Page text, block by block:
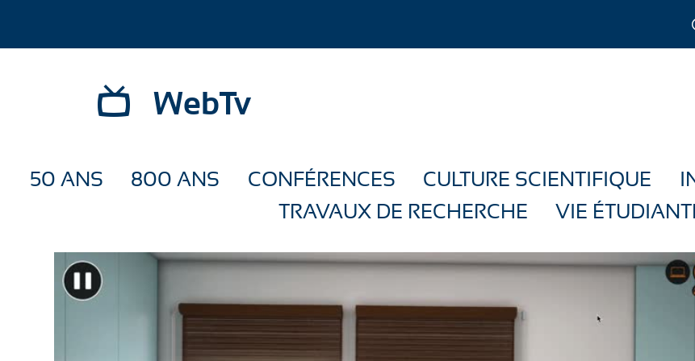
WebTv
50 ANS 800 ANS CONFÉRENCES CULTURE SCIENTIFIQUE
TRAVAUX DE RECHERCHE
VIE